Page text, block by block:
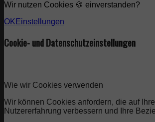
Wir nutzen Cookies 🍪 einverstanden?
OK Einstellungen
Cookie- und Datenschutzeinstellungen
Wie wir Cookies verwenden
Wir können Cookies anfordern, die auf
Nutzererfahrung verbessern und Ihre